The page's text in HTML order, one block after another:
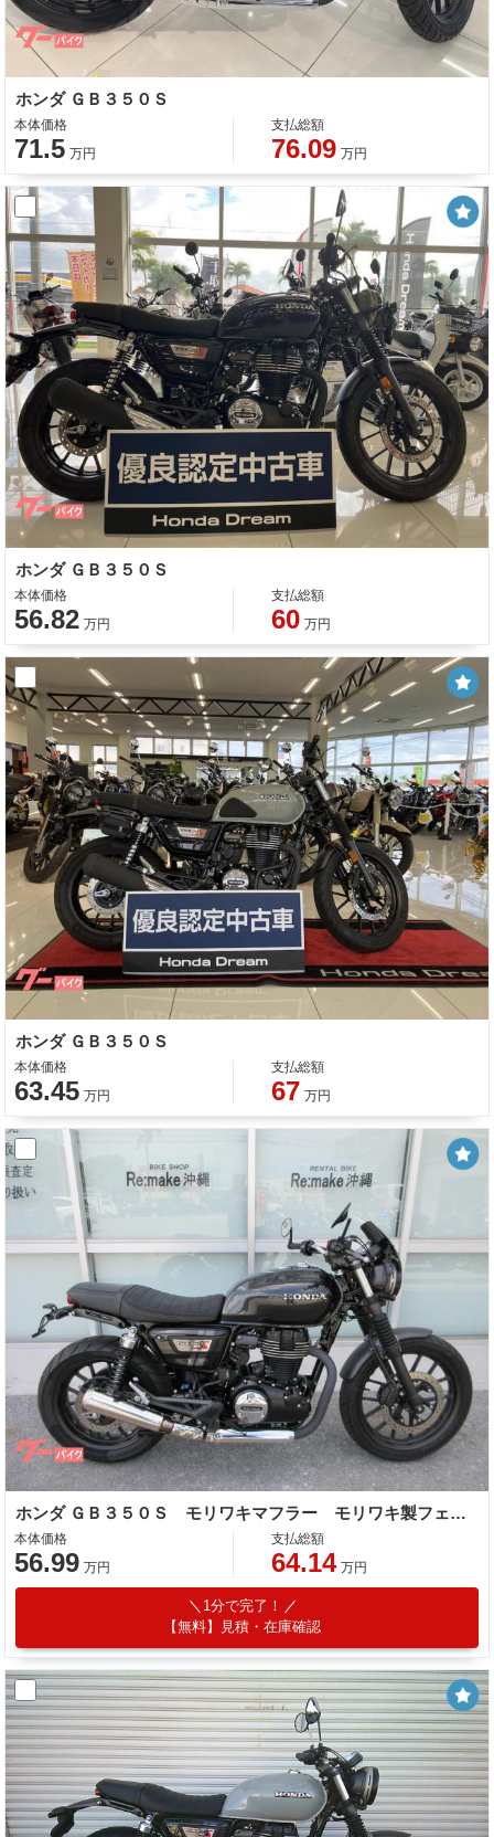
ホンダ ＧＢ３５０Ｓ
本体価格
71.5 万円
支払総額
76.09 万円
ホンダ ＧＢ３５０Ｓ
本体価格
56.82 万円
支払総額
60 万円
ホンダ ＧＢ３５０Ｓ
本体価格
63.45 万円
支払総額
67 万円
ホンダ ＧＢ３５０Ｓ モリワキマフラー モリワキ製フェンダーレス バーエンドミラー ショートスクリーン
本体価格
56.99 万円
支払総額
64.14 万円
1分で完了！
【無料】見積・在庫確認